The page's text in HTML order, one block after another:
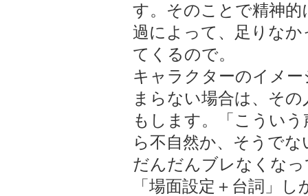
す。そのことで精神
過によって、足りな
てくるので。
キャラクターのイメ
まらない場合は、そ
もします。「こうい
ら不自然か、そうで
だんだんブレなくな
「場面設定＋台詞」